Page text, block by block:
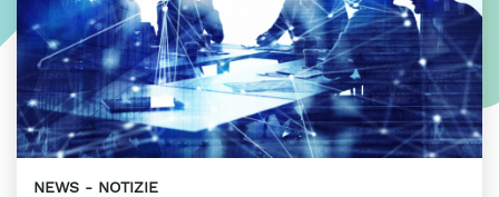
NEWS NOTIZIE